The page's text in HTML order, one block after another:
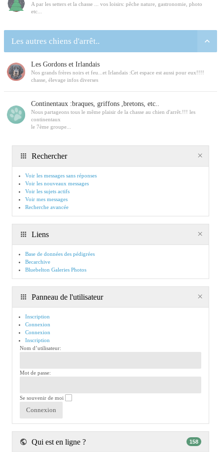
A par les setters et la chasse ... vos loisirs: pêche nature, gastronomie, photo
etc...
Les autres chiens d'arrêt..
Les Gordons et Irlandais
Nos grands frères noirs et feu...et Irlandais :Cet espace est aussi pour eux!!!!
chasse, élevage infos diverses
Continentaux :braques, griffons ,bretons, etc..
Nous partageons tous le même plaisir de la chasse au chien d'arrêt.!!! les
continentaux
le 7ème groupe...
Rechercher
Voir les messages sans réponses
Voir les nouveaux messages
Voir les sujets actifs
Voir mes messages
Recherche avancée
Liens
Base de données des pédigrées
Becarchive
Bluebelton Galeries Photos
Panneau de l'utilisateur
Inscription
Connexion
Connexion
Inscription
Nom d’utilisateur:
Mot de passe:
Se souvenir de moi
Qui est en ligne ? 158